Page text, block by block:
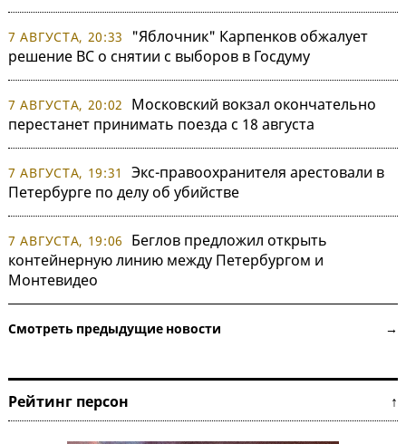
7 АВГУСТА, 20:33
"Яблочник" Карпенков обжалует
решение ВС о снятии с выборов в Госдуму
7 АВГУСТА, 20:02
Московский вокзал окончательно
перестанет принимать поезда с 18 августа
7 АВГУСТА, 19:31
Экс-правоохранителя арестовали в
Петербурге по делу об убийстве
7 АВГУСТА, 19:06
Беглов предложил открыть
контейнерную линию между Петербургом и
Монтевидео
Смотреть предыдущие новости →
Рейтинг персон ↑